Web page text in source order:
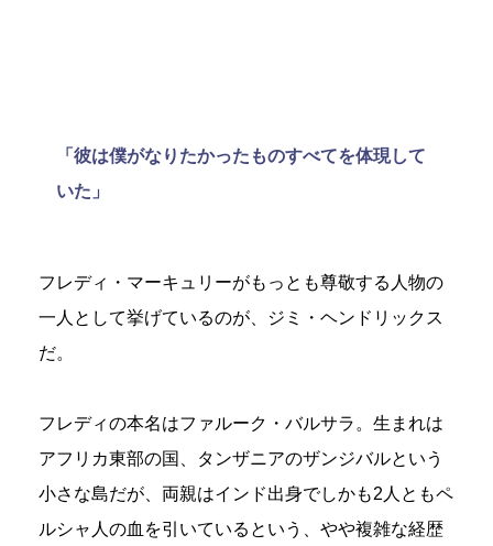
「彼は僕がなりたかったものすべてを体現して
いた」
フレディ・マーキュリーがもっとも尊敬する人物の
一人として挙げているのが、ジミ・ヘンドリックス
だ。
フレディの本名はファルーク・バルサラ。生まれは
アフリカ東部の国、タンザニアのザンジバルという
小さな島だが、両親はインド出身でしかも2人ともペ
ルシャ人の血を引いているという、やや複雑な経歴